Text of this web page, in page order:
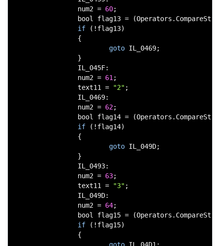
num2 = 60;
bool
flag13 =
if (!flag13)
{
goto IL_0469;
}
IL_045F:
num2 = 61 ;
text11 =
"2" ;
IL_0469:
num2 = 62;
bool
flag14 =
if (!flag14)
{
goto IL_049D;
}
IL_0493:
num2 = 63;
text11 =
"3" ;
IL_049D:
num2 = 64;
bool
flag15 =
if (!flag15)
{
goto IL_04D1;